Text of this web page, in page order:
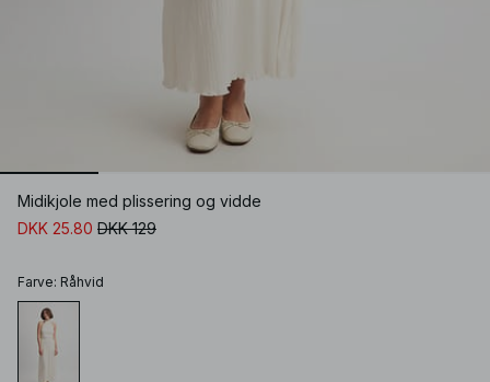
Midikjole med plissering og vidde
DKK 25.80 DKK 129
Farve: Råhvid